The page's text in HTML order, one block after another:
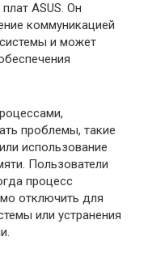
ASUS. Он
коммуникацией
и может
проблемы, такие
использование
Пользователи
процесс
отключить для
или устранения